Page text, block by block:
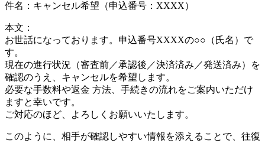
件名：キャンセル希望（申込番号：XXXX）
本文：
お世話になっております。申込番号XXXXの○○（氏名）で
す。
現在の進行状況（審査前／承認後／決済済み／発送済み）を
確認のうえ、キャンセルを希望します。
必要な手数料や返金 方法、手続きの流れをご案内いただけ
ますと幸いです。
ご対応のほど、よろしくお願いいたします。
このように、相手が確認しやすい情報を添えることで、往復